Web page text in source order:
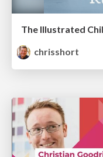
The Illustrated
chrisshort